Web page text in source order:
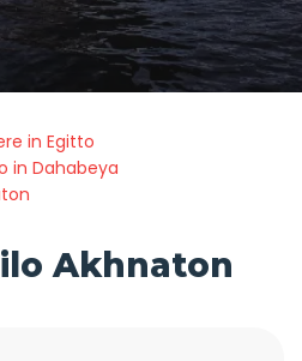
in Egitto
in Dahabeya
Akhnaton